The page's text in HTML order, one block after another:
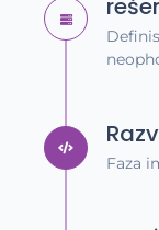
Faza